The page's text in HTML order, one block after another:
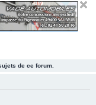
e
de ce forum.